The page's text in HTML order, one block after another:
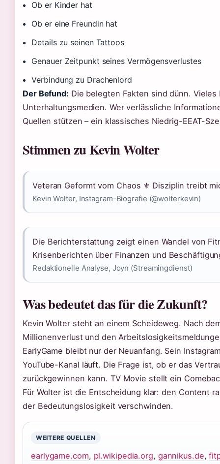
Ob er Kinder hat
Ob er eine Freundin hat
Details zu seinen Tattoos
Genauer Zeitpunkt seines Vermögensverlustes
Verbindung zu Drachenlord
Der Befund: Die belegten Fakten sind dünn.
Unterhaltungsmedien. Wer verlässliche
Quellen stützen – ein klassisches Niedrig-EEAT-
Stimmen zu Kevin Wolter
Veteran Geformt vom Chaos ⚜️ Disziplin treibt
Kevin Wolter, Instagram-Biografie (@wolterkevin)
Die Berichterstattung zeigt einen Wandel von
Krisenberichten über Finanzen und
Redaktionelle Analyse, Joyn (Streamingdienst)
Was bedeutet das für die Zukunft?
Kevin Wolter steht an einem Scheideweg. Nach
Millionenverlust und den
EarlyGame bleibt nur der Neuanfang. Sein
YouTube-Kanal läuft. Die Frage ist, ob er das
zurückgewinnen kann. TV Movie stellt ein
Für Wolter ist die Entscheidung klar: den Content
der Bedeutungslosigkeit verschwinden.
WEITERE QUELLEN
earlygame.com, pl.wikipedia.org, gannikus.de,